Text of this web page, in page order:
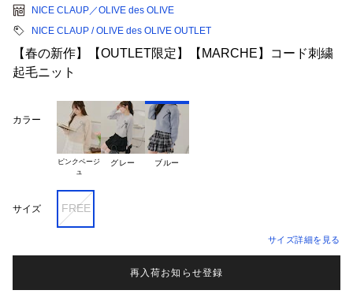
NICE CLAUP／OLIVE des OLIVE
NICE CLAUP / OLIVE des OLIVE OUTLET
【春の新作】【OUTLET限定】【MARCHE】コード刺繍
起毛ニット
カラー
ピンクベージ
グレー ブルー
サイズ FREE
サイズ詳細を見る
再入荷お知らせ登録